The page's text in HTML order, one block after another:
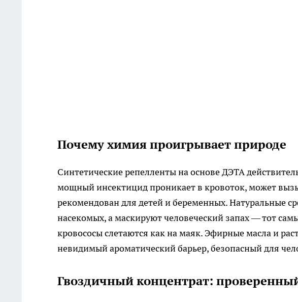
Почему химия проигрывает природе
Синтетические репелленты на основе ДЭТА
мощный инсектицид проникает в кровоток, может
рекомендован для детей и беременных. Натуральные
насекомых, а маскируют человеческий запах — тот
кровососы слетаются как на маяк. Эфирные масла и
невидимый ароматический барьер, безопасный для
Гвоздичный концентрат: